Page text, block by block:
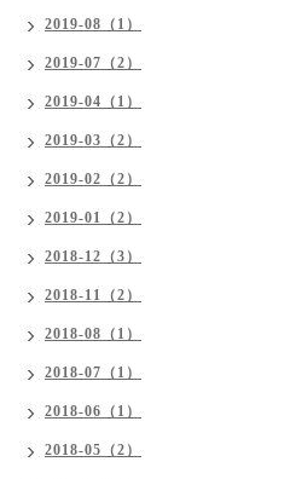
2019-08（1）
2019-07（2）
2019-04（1）
2019-03（2）
2019-02（2）
2019-01（2）
2018-12（3）
2018-11（2）
2018-08（1）
2018-07（1）
2018-06（1）
2018-05（2）